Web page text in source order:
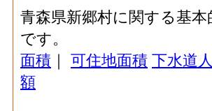
青森県新郷村に関する基
です。
面積
可住地面積 下水道
額